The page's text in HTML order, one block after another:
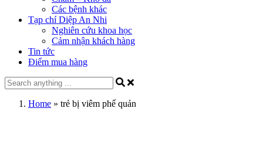
Các bệnh khác
Tạp chí Diệp An Nhi
Nghiên cứu khoa học
Cảm nhận khách hàng
Tin tức
Điểm mua hàng
Home » trẻ bị viêm phế quản